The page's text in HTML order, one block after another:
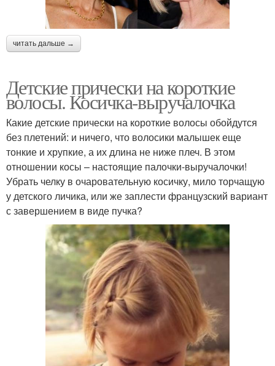
читать дальше →
Детские прически на короткие
волосы. Косичка-выручалочка
Какие детские прически на короткие волосы обойдутся
без плетений: и ничего, что волосики малышек еще
тонкие и хрупкие, а их длина не ниже плеч. В этом
отношении косы – настоящие палочки-выручалочки!
Убрать челку в очаровательную косичку, мило торчащую
у детского личика, или же заплести французский вариант
с завершением в виде пучка?